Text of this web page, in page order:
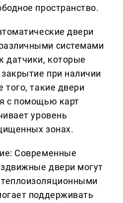
пространство.
двери
системами
датчики, которые
при наличии
того, такие двери
с помощью карт
уровень
зонах.
Современные
двери могут
поддерживать